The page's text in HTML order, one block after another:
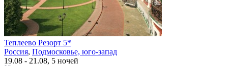
Теплеево Резорт 5*
Россия, Подмосковье, юго-запад
19.08 - 21.08, 5 ночей